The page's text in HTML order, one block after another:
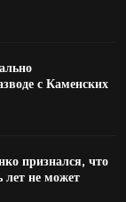
с Каменских
признался, что
лет не может